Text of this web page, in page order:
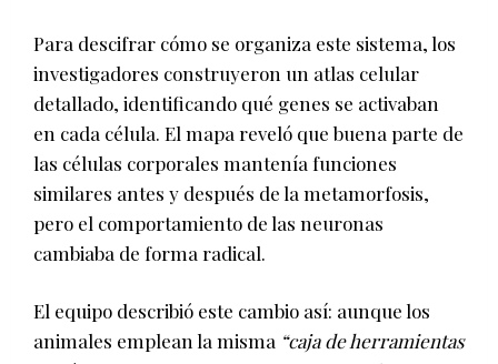
Para descifrar cómo se organiza este sistema, los
investigadores construyeron un atlas celular
detallado, identificando qué genes se activaban
en cada célula. El mapa reveló que buena parte de
las células corporales mantenía funciones
similares antes y después de la metamorfosis,
pero el comportamiento de las neuronas
cambiaba de forma radical.
El equipo describió este cambio así: aunque los
animales emplean la misma “caja de herramientas